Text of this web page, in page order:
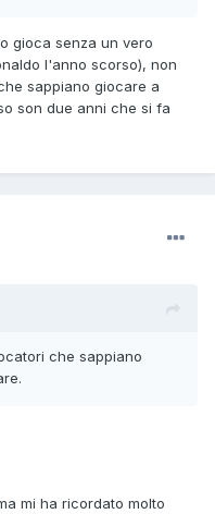
gioca senza un vero
l'anno scorso), non
sappiano giocare a
son due anni che si fa
che sappiano
mi ha ricordato molto